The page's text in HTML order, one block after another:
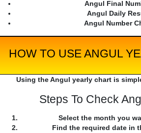
Angul Final
Angul Daily
Angul Number
HOW TO USE ANGUL
Using the Angul yearly chart is
Steps To Check
Select the month you
Find the required date in